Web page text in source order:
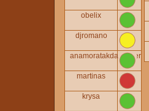
obelix
djromano
anamoratakdalkinder
martinas
krysa